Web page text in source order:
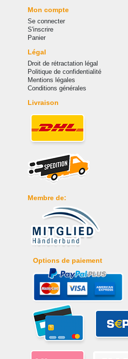
Mon compte
Se connecter
S'inscrire
Panier
Légal
Droit de rétractation légal
Politique de confidentialité
Mentions légales
Conditions générales
Livraison
Membre de:
Options de paiement